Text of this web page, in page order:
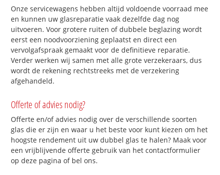
Onze servicewagens hebben altijd voldoende voorraad mee
en kunnen uw glasreparatie vaak dezelfde dag nog
uitvoeren. Voor grotere ruiten of dubbele beglazing wordt
eerst een noodvoorziening geplaatst en direct een
vervolgafspraak gemaakt voor de definitieve reparatie.
Verder werken wij samen met alle grote verzekeraars, dus
wordt de rekening rechtstreeks met de verzekering
afgehandeld.
Offerte of advies nodig?
Offerte en/of advies nodig over de verschillende soorten
glas die er zijn en waar u het beste voor kunt kiezen om het
hoogste rendement uit uw dubbel glas te halen? Maak voor
een vrijblijvende offerte gebruik van het contactformulier
op deze pagina of bel ons.